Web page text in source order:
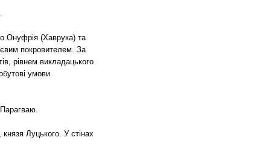
Онуфрія (Хаврука) та
покровителем. За
рівнем викладацького
умови
Парагваю.
Луцького. У стінах